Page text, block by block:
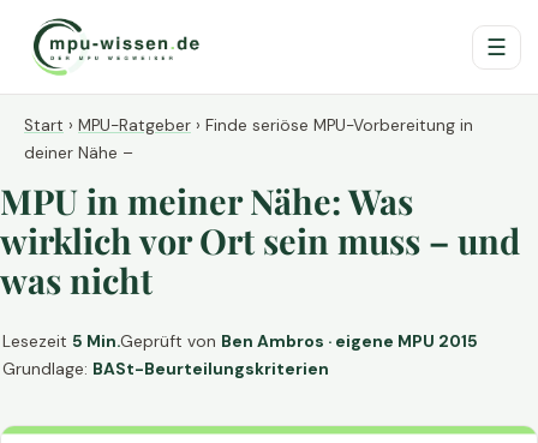
☰
Start › MPU-Ratgeber › Finde seriöse MPU-Vorbereitung in
deiner Nähe –
MPU in meiner Nähe: Was
wirklich vor Ort sein muss – und
was nicht
Lesezeit 5 Min.Geprüft von Ben Ambros · eigene MPU 2015
Grundlage: BASt-Beurteilungskriterien